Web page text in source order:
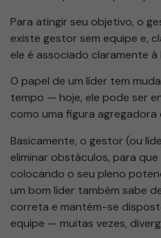
Para atingir seu objetivo, o
existe gestor sem equipe e,
ele é associado claramente à
O papel de um líder tem
tempo — hoje, ele pode ser
como uma figura agregadora
Basicamente, o gestor (ou
eliminar obstáculos, para
colocando o seu pleno
um bom líder também sabe
correta e mantém-se
equipe — muitas vezes,